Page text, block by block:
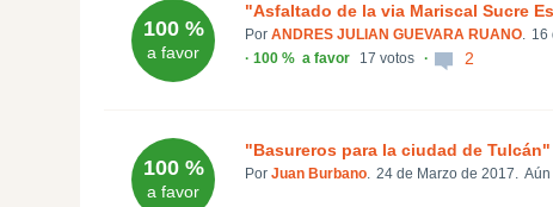
100 %
a favor
"Asfaltado de la via Mariscal Sucre
Por ANDRES JULIAN GUEVARA RUANO. 16
100 % a favor 17 votos 2
100 %
a favor
"Basureros para la ciudad de Tulcán"
Por Juan Burbano. 24 de Marzo de 2017.